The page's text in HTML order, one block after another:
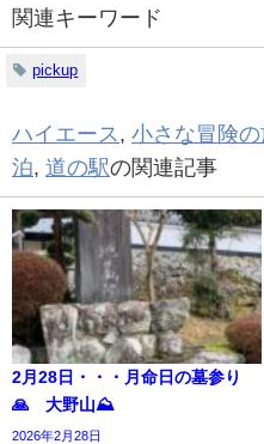
関連キーワード
pickup
ハイエース , 小さな冒険の
泊, 道の駅の関連記事
2月28日・・・月命日の墓参り
🙏 大野山⛰️
2026年2月28日